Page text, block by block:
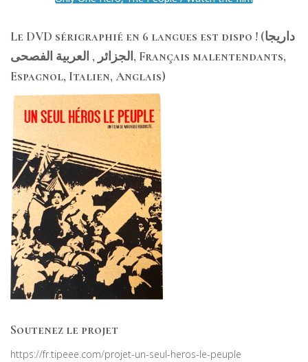
Le DVD sérigraphié en 6 langues est dispo ! (داريجا
الجزائر , العربية الفصحى, Français malentendants,
Espagnol, Italien, Anglais)
Soutenez le projet
https://fr.tipeee.com/projet-un-seul-heros-le-peuple